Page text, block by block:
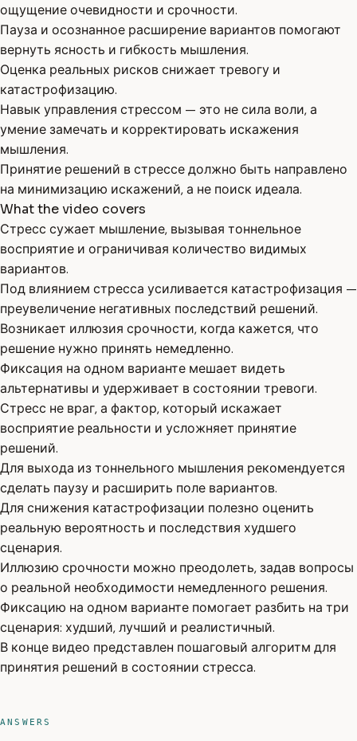
ощущение очевидности и срочности.
Пауза и осознанное расширение вариантов помогают
вернуть ясность и гибкость мышления.
Оценка реальных рисков снижает тревогу и
катастрофизацию.
Навык управления стрессом — это не сила воли, а
умение замечать и корректировать искажения
мышления.
Принятие решений в стрессе должно быть направлено
на минимизацию искажений, а не поиск идеала.
What the video covers
Стресс сужает мышление, вызывая тоннельное
восприятие и ограничивая количество видимых
вариантов.
Под влиянием стресса усиливается катастрофизация —
преувеличение негативных последствий решений.
Возникает иллюзия срочности, когда кажется, что
решение нужно принять немедленно.
Фиксация на одном варианте мешает видеть
альтернативы и удерживает в состоянии тревоги.
Стресс не враг, а фактор, который искажает
восприятие реальности и усложняет принятие
решений.
Для выхода из тоннельного мышления рекомендуется
сделать паузу и расширить поле вариантов.
Для снижения катастрофизации полезно оценить
реальную вероятность и последствия худшего
сценария.
Иллюзию срочности можно преодолеть, задав вопросы
о реальной необходимости немедленного решения.
Фиксацию на одном варианте помогает разбить на три
сценария: худший, лучший и реалистичный.
В конце видео представлен пошаговый алгоритм для
принятия решений в состоянии стресса.
ANSWERS